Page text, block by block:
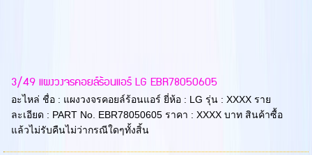
3/49 แผงวงจรคอยล์ร้อนแอร์ LG EBR78050605
อะไหล่ ชื่อ : แผงวงจรคอยล์ร้อนแอร์ ยี่ห้อ : LG รุ่น : XXXX ราย
ละเอียด : PART No. EBR78050605 ราคา : XXXX บาท สินค้าซื้อ
แล้วไม่รับคืนไม่ว่ากรณีใดๆทั้งสิ้น